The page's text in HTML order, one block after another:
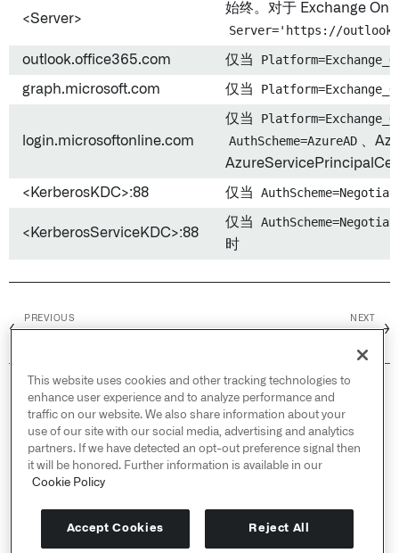
<Server>
始终。对于 Exchange
Server='https://
outlook.office365.com 仅当
graph.microsoft.com 仅当
login.microsoftonline.com
仅当
AuthScheme=AzureAD
、
<KerberosKDC>:88 仅当
<KerberosServiceKDC>:88
仅当
时
←
PREVIOUS NEXT
→
© 2026 Palantir Technologies Inc. All rights
reserved.
Cookies Statement ↗
Privacy Statement ↗
Terms of Use ↗
Do Not Sell or Share My Personal Information
This website uses cookies and other tracking technologies to
enhance user experience and to analyze performance and
traffic on our website. We also share information about your
use of our site with our social media, advertising and analytics
partners. If we have detected an opt-out preference signal then
it will be honored. Further information is available in our
Cookie Policy
Accept Cookies Reject All